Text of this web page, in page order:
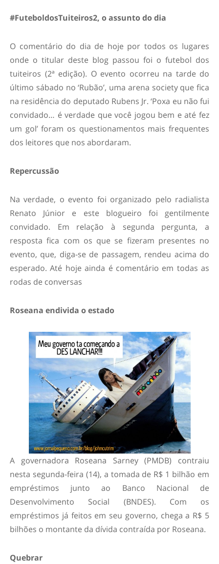
#FuteboldosTuiteiros2, o assunto do dia
O comentário do dia de hoje por todos os lugares
onde o titular deste blog passou foi o futebol dos
tuiteiros (2ª edição). O evento ocorreu na tarde do
último sábado no ‘Rubão’, uma arena society que fica
na residência do deputado Rubens Jr. ‘Poxa eu não fui
convidado… é verdade que você jogou bem e até fez
um gol’ foram os questionamentos mais frequentes
dos leitores que nos abordaram.
Repercussão
Na verdade, o evento foi organizado pelo radialista
Renato Júnior e este blogueiro foi gentilmente
convidado. Em relação à segunda pergunta, a
resposta fica com os que se fizeram presentes no
evento, que, diga-se de passagem, rendeu acima do
esperado. Até hoje ainda é comentário em todas as
rodas de conversas
Roseana endivida o estado
A governadora Roseana Sarney (PMDB) contraiu
nesta segunda-feira (14), a tomada de R$ 1 bilhão em
empréstimos junto ao Banco Nacional de
Desenvolvimento Social (BNDES). Com os
empréstimos já feitos em seu governo, chega a R$ 5
bilhões o montante da dívida contraída por Roseana.
Quebrar